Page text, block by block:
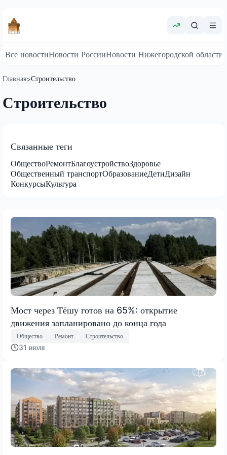
Все новостиНовости РоссииНовости Нижегородской области
Главная>Строительство
Строительство
Связанные теги
ОбществоРемонтБлагоустройствоЗдоровье
Общественный транспортОбразованиеДетиДизайн
КонкурсыКультура
Мост через Тёшу готов на 65%: открытие
движения запланировано до конца года
Общество Ремонт Строительство
31 июля